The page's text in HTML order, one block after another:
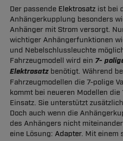
Der passende Elektrosatz ist bei
Anhängerkupplung besonders
Anhänger mit Strom versorgt.
wichtiger Anhängerfunktionen
und Nebelschlussleuchte
Fahrzeugmodell wird ein 7-
Elektrosatz benötigt. Während
Fahrzeugmodellen die 7-polige
kommt bei neueren Modellen die
Einsatz. Sie unterstützt
Doch auch wenn die
des Anhängers nicht
eine Lösung: Adapter. Mit einem